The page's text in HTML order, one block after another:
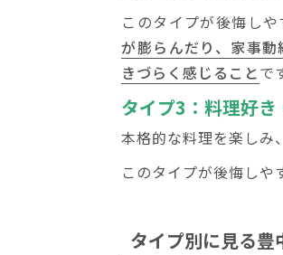
このタイプが後悔し
が膨らんだり、家事
きづらく感じることで
タイプ3：料理好
本格的な料理を楽しみ
このタイプが後悔しや
タイプ別に見る豊